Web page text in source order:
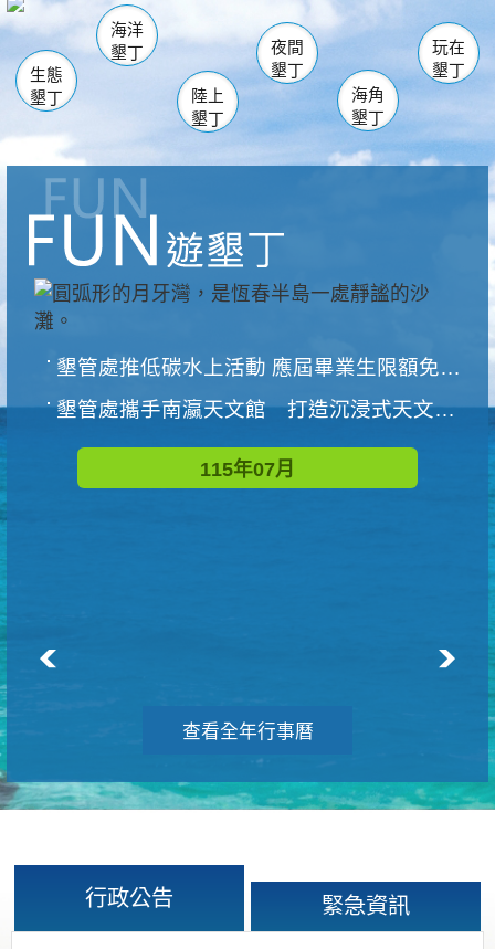
南仁湖
海生館
恆春 佳樂水
龍鑾潭自然中心 森林遊樂區
瓊麻館
關山 墾管處遊客中心
社頂公園 風吹沙
船帆石
白砂 龍磐公園
香蕉灣
砂島
鵝鑾鼻
生態
墾丁
海洋
墾丁
陸上
墾丁
夜間
墾丁
海角
墾丁
玩在
墾丁
墾管處推低碳水上活動 應屆畢業生限額免費參加
墾管處攜手南瀛天文館 打造沉浸式天文探索營隊
115年07月
查看全年行事曆
行政公告 緊急資訊